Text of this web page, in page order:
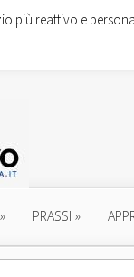
PRASSI »
più reattivo e